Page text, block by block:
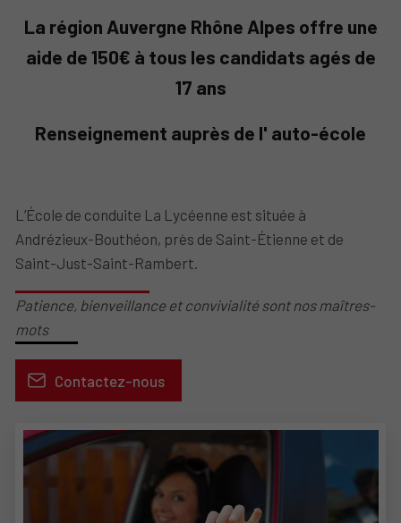
La région Auvergne Rhône Alpes offre une
aide de 150€ à tous les candidats agés de
17 ans
Renseignement auprès de l' auto-école
L’École de conduite La Lycéenne est située à
Andrézieux-Bouthéon, près de Saint-Étienne et de
Saint-Just-Saint-Rambert.
Patience, bienveillance et convivialité sont nos maîtres-
mots
Contactez-nous